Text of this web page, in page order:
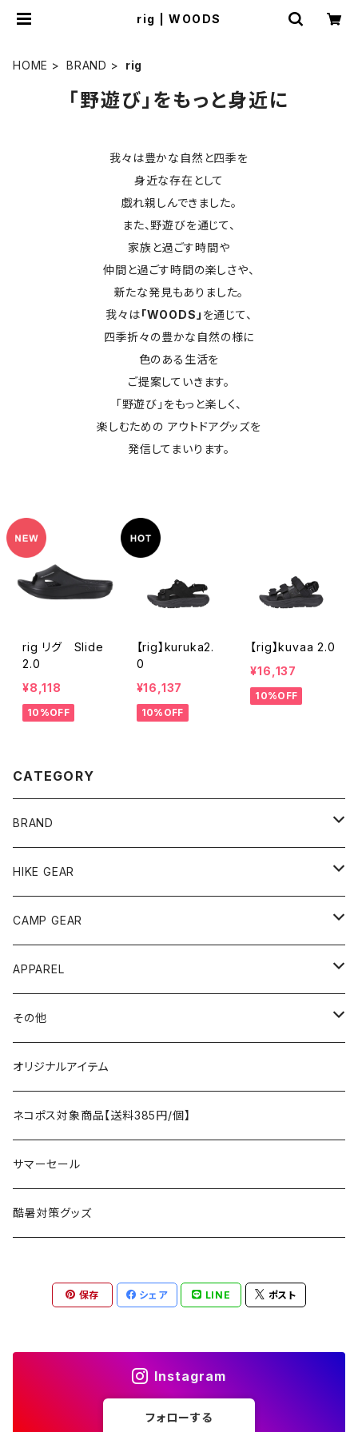
rig | WOODS
HOME BRAND rig
「野遊び」をもっと身近に
我々は豊かな自然と四季を
身近な存在として
戯れ親しんできました。
また、野遊びを通じて、
家族と過ごす時間や
仲間と過ごす時間の楽しさや、
新たな発見もありました。
我々は「WOODS」 を通じて、
四季折々の豊かな自然の様に
色のある生活を
ご提案していきます。
「野遊び」をもっと楽しく、
楽しむための アウトドアグッズを
発信してまいります。
rig リグ Slide
2.0
¥8,118
10%OFF
【rig】kuruka2.
0
¥16,137
10%OFF
【rig】kuvaa 2.0
¥16,137
10%OFF
CATEGORY
BRAND
andwander
ANOBA
AO COOLERS
asobito
AS2OV
AXESQUIN
Ballistics
BEDROCK SANDALS
BROOKLYN WORKS
HIKE GEAR
テント、シェルター
バックパック
ポーチ／サコッシュ
ストレージ
パッキングアクセサリー
スリーピングギア
クッキングギア
ヘッドライト／ランタン
アクセサリー
CAMP GEAR
テント、タープ
テント、シェルター
タープ
スリーピングギア
寝袋
マット
アクセサリー
テーブル、チェア
テーブル
チェア
ランタン、ライト
燃料ランタン
LEDライト
焚火台／薪ストーブ
焚火台
七輪、グリル
暖房器具
ガスストーブ
斧、鉈
クッキングギア
バーナー／ストーブ
コンテナ、ギアケース
APPAREL
トップス
ボトムス
アンダーウェア
ハンドウェア
ヘッドギア
フットウェア
アクセサリー
その他
遊び
フィッシング
ラジコン
ケア用品
雑貨
アウトレット
オリジナルアイテム
ネコポス対象商品【送料385円/個】
サマーセール
酷暑対策グッズ
保存 シェア LINE ポスト
Instagram
フォローする